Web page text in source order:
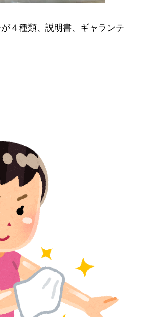
４種類、説明書、ギャランテ